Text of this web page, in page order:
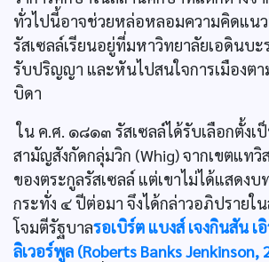
ทั่วไปนี้อาจช่วยหล่อหลอมความคิดแนว
รัสเซลล์เรียนอยู่ที่มหาวิทยาลัยเอดินบะ
รับปริญญา และหันไปสนใจการเมืองตา
บิดา
ใน ค.ศ. ๑๘๑๓ รัสเซลล์ได้รับเลือกตั้งเ
สามัญสังกัดกลุ่มวิก (Whig) จากเขตแทวิ
ของตระกูลรัสเซลล์ แต่เขาไม่ได้แสดง
กระทั่ง ๔ ปีต่อมา จึงได้กล่าวอภิปรายใ
โจมตีรัฐบาลรอเบิร์ต แบงส์ เจงกินสัน เ
ลิเวอร์พูล (Roberts Banks Jenkinson,